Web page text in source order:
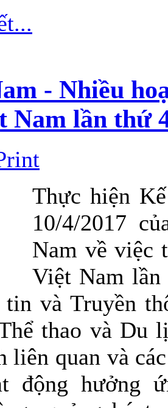
- Nhiều
Nam lần thứ
Thực hiện
10/4/2017
Nam về việc
Việt Nam lần
tin và Truyền
thao và Du
liên quan và
động hưởng